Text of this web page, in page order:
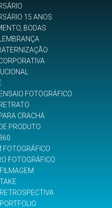
15 ANOS
BODAS
FOTOGRÁFICO
CRACHÁ
PRODUTO
FOTOGRÁFICO
FOTOGRÁFICO